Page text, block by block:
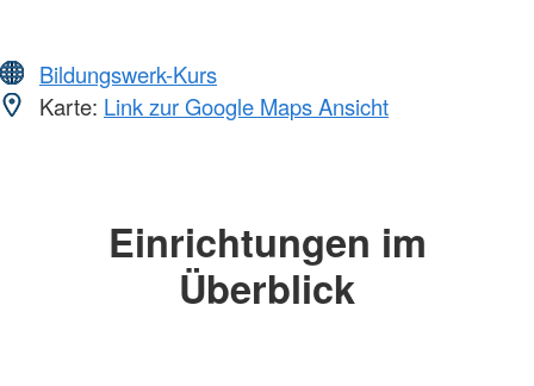
Bildungswerk-Kurs
Karte: Link zur Google Maps Ansicht
Einrichtungen im
Überblick